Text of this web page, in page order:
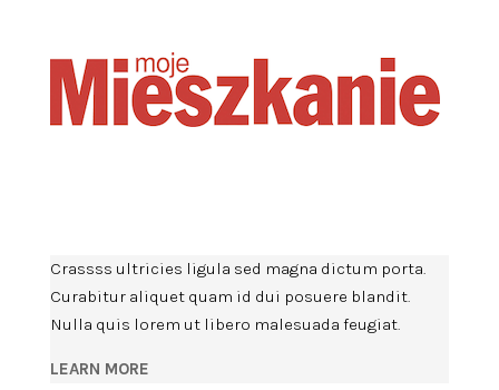
Crassss ultricies ligula sed magna dictum porta.
Curabitur aliquet quam id dui posuere blandit.
Nulla quis lorem ut libero malesuada feugiat.
LEARN MORE